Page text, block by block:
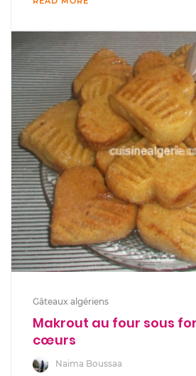
Gâteaux algériens
Makrout au four sous
cœurs
Naima Boussaa